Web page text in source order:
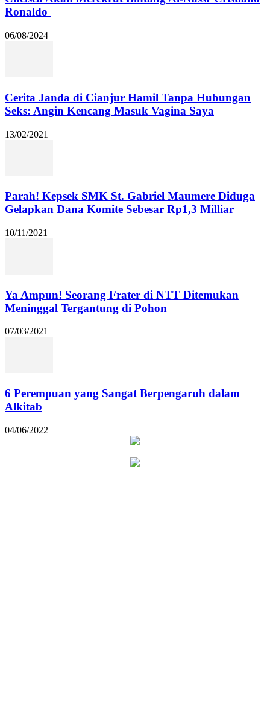
Ronaldo
06/08/2024
Cerita Janda di Cianjur Hamil Tanpa Hubungan
Seks: Angin Kencang Masuk Vagina Saya
13/02/2021
Parah! Kepsek SMK St. Gabriel Maumere Diduga
Gelapkan Dana Komite Sebesar Rp1,3 Milliar
10/11/2021
Ya Ampun! Seorang Frater di NTT Ditemukan
Meninggal Tergantung di Pohon
07/03/2021
6 Perempuan yang Sangat Berpengaruh dalam
Alkitab
04/06/2022